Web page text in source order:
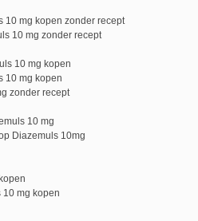
10 mg kopen zonder recept
10 mg zonder recept
10 mg kopen
10 mg kopen
zonder recept
10 mg
Diazemuls 10mg
10 mg kopen